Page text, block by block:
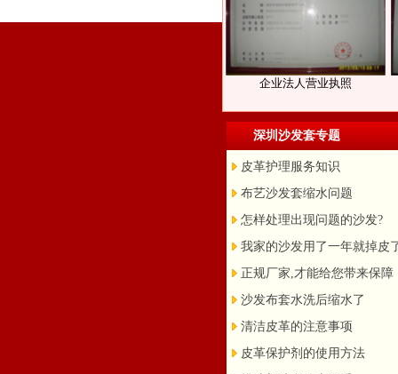
企业法人营业执照
深圳沙发套专题
皮革护理服务知识
布艺沙发套缩水问题
怎样处理出现问题的沙发?
我家的沙发用了一年就掉皮
正规厂家,才能给您带来保障
沙发布套水洗后缩水了
清洁皮革的注意事项
皮革保护剂的使用方法